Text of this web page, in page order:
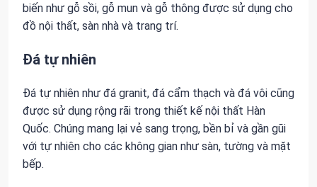
biến như gỗ sồi, gỗ mun và gỗ thông được sử dụng cho
đồ nội thất, sàn nhà và trang trí.
Đá tự nhiên
Đá tự nhiên như đá granit, đá cẩm thạch và đá vôi cũng
được sử dụng rộng rãi trong thiết kế nội thất Hàn
Quốc. Chúng mang lại vẻ sang trọng, bền bỉ và gần gũi
với tự nhiên cho các không gian như sàn, tường và mặt
bếp.